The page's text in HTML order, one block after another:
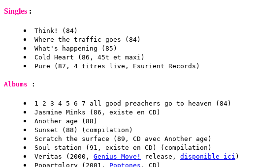
Singles :
Think! (84)
Where the traffic goes (84)
What's happening (85)
Cold Heart (86, 45t et maxi)
Pure (87, 4 titres live, Esurient Records)
Albums :
1 2 3 4 5 6 7 all good preachers go to heaven (84)
Jasmine Minks (86, existe en CD)
Another age (88)
Sunset (88) (compilation)
Scratch the surface (89, CD avec Another age)
Soul station (91, existe en CD) (compilation)
Veritas (2000, Genius Move! release, disponible ici )
Popartglory (2001, Poptones , CD)